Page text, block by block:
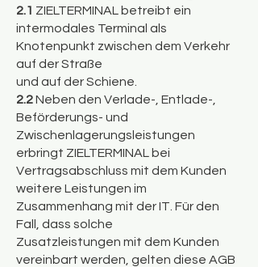
2.1 ZIELTERMINAL betreibt ein
intermodales Terminal als
Knotenpunkt zwischen dem Verkehr
auf der Straße
und auf der Schiene.
2.2Neben den Verlade-, Entlade-,
Beförderungs- und
Zwischenlagerungsleistungen
erbringt ZIELTERMINAL bei
Vertragsabschluss mit dem Kunden
weitere Leistungen im
Zusammenhang mit der IT. Für den
Fall, dass solche
Zusatzleistungen mit dem Kunden
vereinbart werden, gelten diese AGB